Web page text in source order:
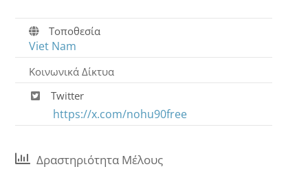
Τοποθεσία
Viet Nam
Κοινωνικά Δίκτυα
Twitter
https://x.com/nohu90free
Δραστηριότητα Μέλους